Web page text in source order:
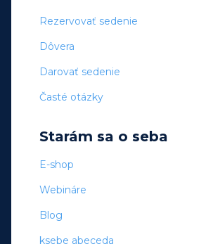
Rezervovať sedenie
Dôvera
Darovať sedenie
Časté otázky
Starám sa o seba
E-shop
Webináre
Blog
ksebe abeceda